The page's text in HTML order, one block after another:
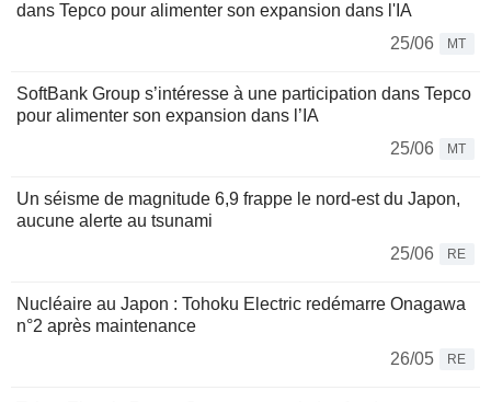
dans Tepco pour alimenter son expansion dans l'IA
25/06
MT
SoftBank Group s’intéresse à une participation dans Tepco
pour alimenter son expansion dans l’IA
25/06
MT
Un séisme de magnitude 6,9 frappe le nord-est du Japon,
aucune alerte au tsunami
25/06
RE
Nucléaire au Japon : Tohoku Electric redémarre Onagawa
n°2 après maintenance
26/05
RE